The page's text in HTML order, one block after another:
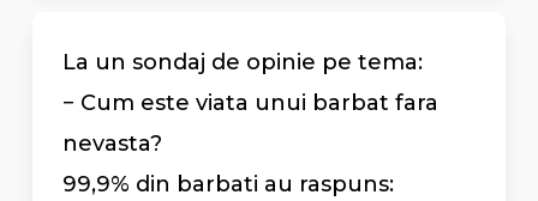
La un sondaj de opinie pe tema:
− Cum este viata unui barbat fara
nevasta?
99,9% din barbati au raspuns: